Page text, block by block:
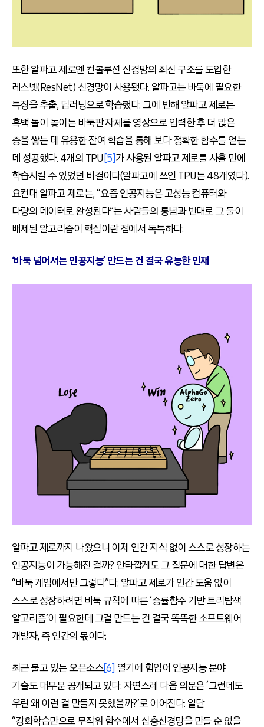
또한 알파고 제로엔 컨볼루션 신경망의 최신 구조를 도입한
레스넷(ResNet) 신경망이 사용됐다. 알파고는 바둑에 필요한
특징을 추출, 딥러닝으로 학습했다. 그에 반해 알파고 제로는
흑백 돌이 놓이는 바둑판 자체를 영상으로 입력한 후 더 많은
층을 쌓는 데 유용한 잔여 학습을 통해 보다 정확한 함수를 얻는
데 성공했다. 4개의 TPU [5]가 사용된 알파고 제로를 사흘 만에
학습시킬 수 있었던 비결이다(알파고에 쓰인 TPU는 48개였다).
요컨대 알파고 제로는, “요즘 인공지능은 고성능 컴퓨터와
다량의 데이터로 완성된다”는 사람들의 통념과 반대로 그 둘이
배제된 알고리즘이 핵심이란 점에서 독특하다.
‘바둑 넘어서는 인공지능’ 만드는 건 결국 유능한 인재
알파고 제로까지 나왔으니 이제 인간 지식 없이 스스로 성장하는
인공지능이 가능해진 걸까? 안타깝게도 그 질문에 대한 답변은
“바둑 게임에서만 그렇다”다. 알파고 제로가 인간 도움 없이
스스로 성장하려면 바둑 규칙에 따른 ‘승률함수 기반 트리탐색
알고리즘’이 필요한데 그걸 만드는 건 결국 똑똑한 소프트웨어
개발자, 즉 인간의 몫이다.
최근 불고 있는 오픈소스[6] 열기에 힘입어 인공지능 분야
기술도 대부분 공개되고 있다. 자연스레 다음 의문은 ‘그런데도
우린 왜 이런 걸 만들지 못했을까?’로 이어진다. 일단
“강화학습만으로 무작위 함수에서 심층신경망을 만들 순 없을